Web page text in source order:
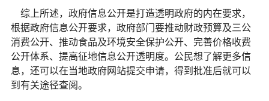
综上所述，政府信息公开是打造透明政府的内在要求，
根据政府信息公开要求，政府部门要推动财政预算及三公
消费公开、推动食品及环境安全保护公开、完善价格收费
公开体系、提高征地信息公开透明度。公民想了解更多信
息，还可以在当地政府网站提交申请，得到批准后就可以
到有关途径查阅。